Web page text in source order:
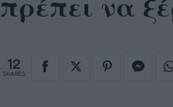
12
SHARES